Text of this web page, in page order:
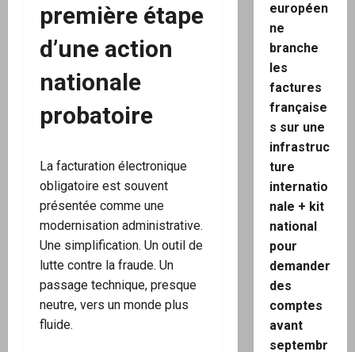
première étape
d’une action
nationale
probatoire
La facturation électronique
obligatoire est souvent
présentée comme une
modernisation administrative.
Une simplification. Un outil de
lutte contre la fraude. Un
passage technique, presque
neutre, vers un monde plus
fluide.
européen
ne
branche
les
factures
française
s sur une
infrastruc
ture
internatio
nale + kit
national
pour
demander
des
comptes
avant
septembr